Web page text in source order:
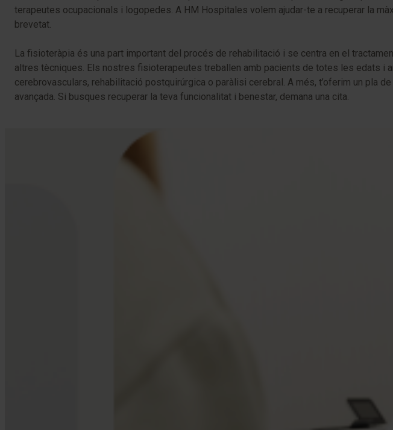
terapeutes ocupacionals i logopedes. A HM Hospitales volem ajudar-te a recuperar la
brevetat.
La fisioteràpia és una part important del procés de rehabilitació i se centra en el
altres tècniques. Els nostres fisioterapeutes treballen amb pacients de totes les edats i
cerebrovasculars, rehabilitació postquirúrgica o paràlisi cerebral. A més, t’oferim un pla
avançada. Si busques recuperar la teva funcionalitat i benestar, demana una cita.